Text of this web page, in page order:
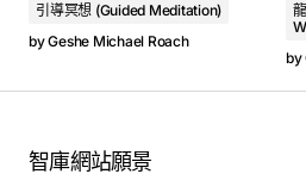
引導冥想 (Guided Meditation)
byGeshe Michael Roach
by
智庫網站願景